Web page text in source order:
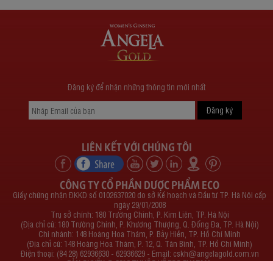
Đăng ký để nhận những thông tin mới nhất
LIÊN KẾT VỚI CHÚNG TÔI
CÔNG TY CỔ PHẦN DƯỢC PHẨM ECO
Giấy chứng nhận ĐKKD số 0102637020 do sở Kế hoạch và Đầu tư TP. Hà Nội cấp
ngày 29/01/2008
Trụ sở chính: 180 Trường Chinh, P. Kim Liên, TP. Hà Nội
(Địa chỉ cũ: 180 Trường Chinh, P. Khương Thượng, Q. Đống Đa, TP. Hà Nội)
Chi nhánh: 148 Hoàng Hoa Thám, P. Bảy Hiền, TP. Hồ Chí Minh
(Địa chỉ cũ: 148 Hoàng Hoa Thám, P. 12, Q. Tân Bình, TP. Hồ Chí Minh)
Điện thoại: (84 28) 62936630 - 62936629 - Email: cskh@angelagold.com.vn